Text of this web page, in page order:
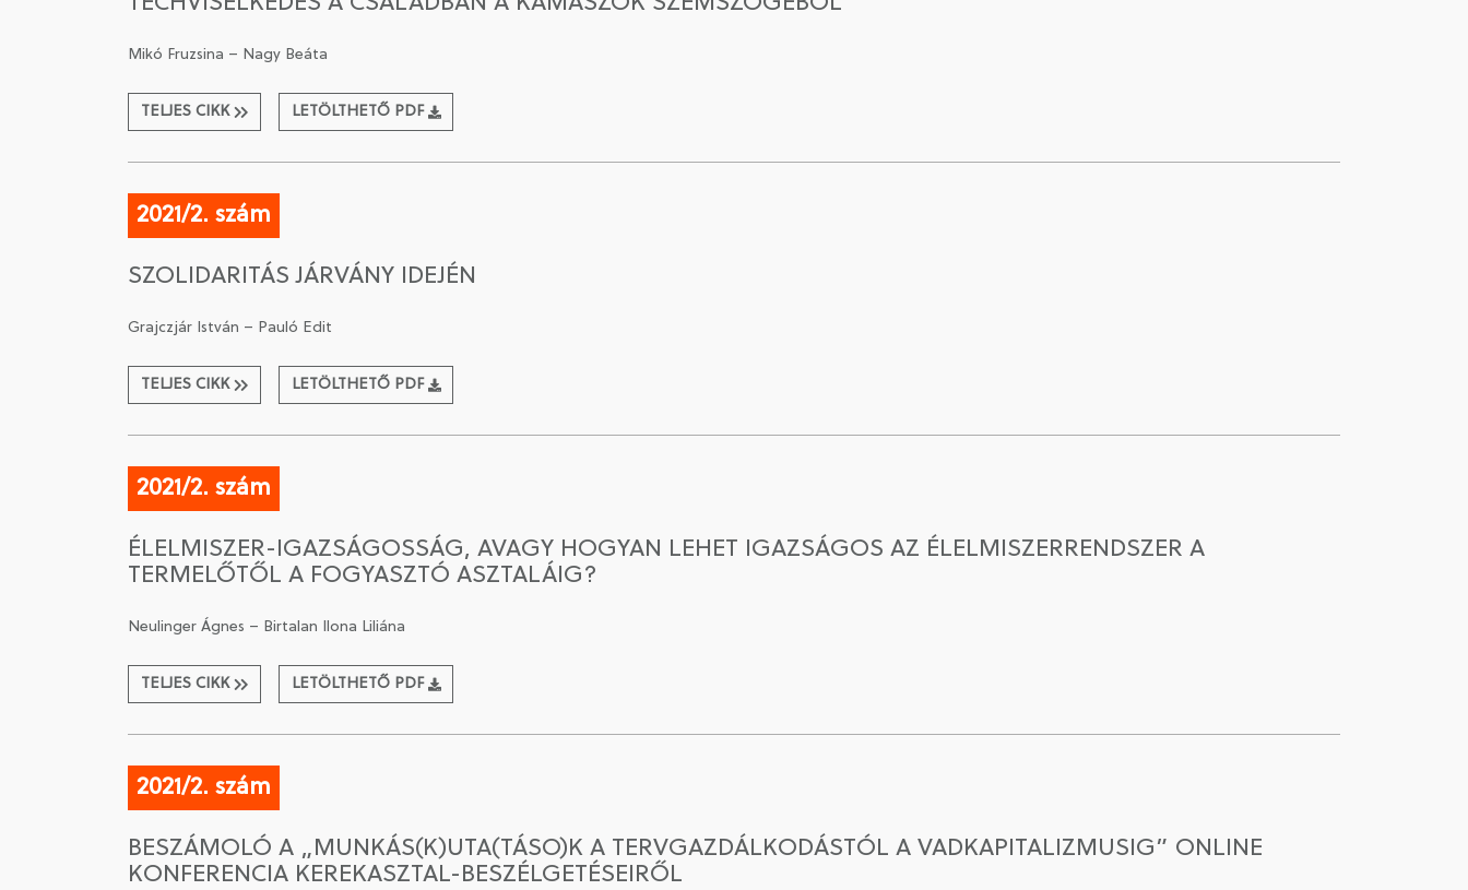
Mikó Fruzsina – Nagy Beáta
TELJES CIKK LETÖLTHETŐ PDF
2021/2. szám
SZOLIDARITÁS JÁRVÁNY IDEJÉN
Grajczjár István – Pauló Edit
TELJES CIKK LETÖLTHETŐ PDF
2021/2. szám
ÉLELMISZER-IGAZSÁGOSSÁG, AVAGY HOGYAN LEHET IGAZSÁGOS AZ ÉLELMISZERRENDSZER A
TERMELŐTŐL A FOGYASZTÓ ASZTALÁIG?
Neulinger Ágnes – Birtalan Ilona Liliána
TELJES CIKK LETÖLTHETŐ PDF
2021/2. szám
BESZÁMOLÓ A „MUNKÁS(K)UTA(TÁSO)K A TERVGAZDÁLKODÁSTÓL A VADKAPITALIZMUSIG” ONLINE
KONFERENCIA KEREKASZTAL-BESZÉLGETÉSEIRŐL